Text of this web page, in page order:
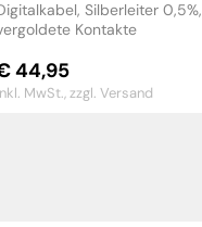
Silberleiter 0,5%,
Kontakte
44,95
MwSt.,zzgl. Versand